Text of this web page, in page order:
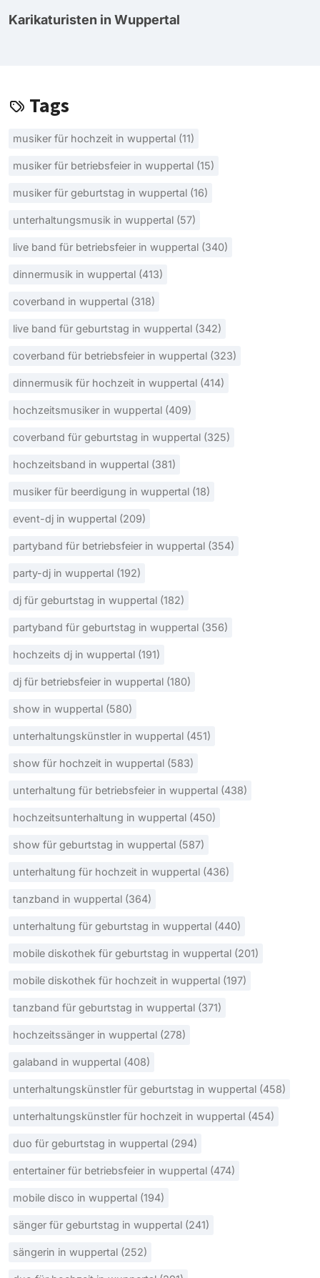
Karikaturisten in Wuppertal
Tags
musiker für hochzeit in wuppertal (11)
musiker für betriebsfeier in wuppertal (15)
musiker für geburtstag in wuppertal (16)
unterhaltungsmusik in wuppertal (57)
live band für betriebsfeier in wuppertal (340)
dinnermusik in wuppertal (413)
coverband in wuppertal (318)
live band für geburtstag in wuppertal (342)
coverband für betriebsfeier in wuppertal (323)
dinnermusik für hochzeit in wuppertal (414)
hochzeitsmusiker in wuppertal (409)
coverband für geburtstag in wuppertal (325)
hochzeitsband in wuppertal (381)
musiker für beerdigung in wuppertal (18)
event-dj in wuppertal (209)
partyband für betriebsfeier in wuppertal (354)
party-dj in wuppertal (192)
dj für geburtstag in wuppertal (182)
partyband für geburtstag in wuppertal (356)
hochzeits dj in wuppertal (191)
dj für betriebsfeier in wuppertal (180)
show in wuppertal (580)
unterhaltungskünstler in wuppertal (451)
show für hochzeit in wuppertal (583)
unterhaltung für betriebsfeier in wuppertal (438)
hochzeitsunterhaltung in wuppertal (450)
show für geburtstag in wuppertal (587)
unterhaltung für hochzeit in wuppertal (436)
tanzband in wuppertal (364)
unterhaltung für geburtstag in wuppertal (440)
mobile diskothek für geburtstag in wuppertal (201)
mobile diskothek für hochzeit in wuppertal (197)
tanzband für geburtstag in wuppertal (371)
hochzeitssänger in wuppertal (278)
galaband in wuppertal (408)
unterhaltungskünstler für geburtstag in wuppertal (458)
unterhaltungskünstler für hochzeit in wuppertal (454)
duo für geburtstag in wuppertal (294)
entertainer für betriebsfeier in wuppertal (474)
mobile disco in wuppertal (194)
sänger für geburtstag in wuppertal (241)
sängerin in wuppertal (252)